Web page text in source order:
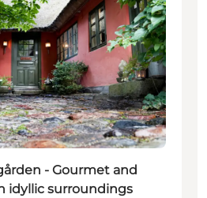
- Gourmet and
idyllic surroundings